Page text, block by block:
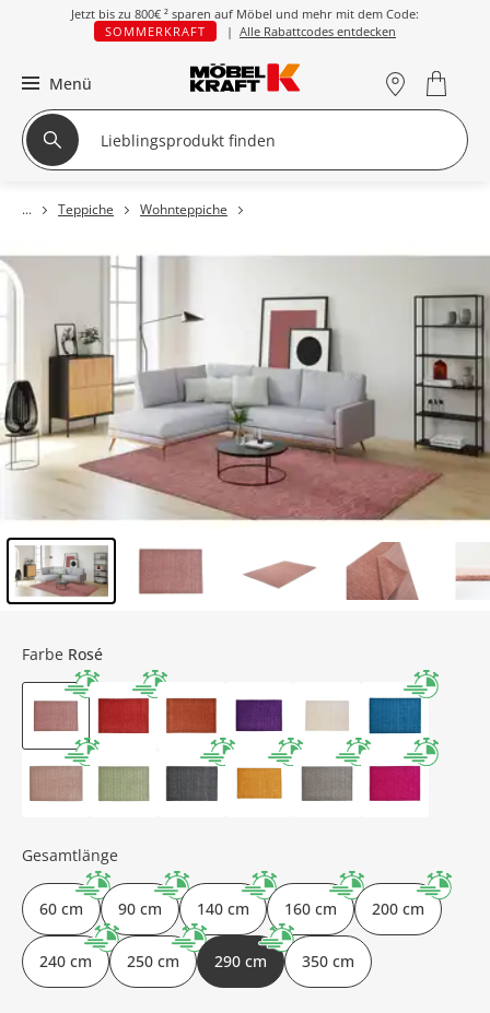
Jetzt bis zu 800€ ² sparen auf Möbel und mehr mit dem Code:
SOMMERKRAFT
| Alle Rabattcodes entdecken
Menü
Teppiche Wohnteppiche
Farbe Rosé
Gesamtlänge
60 cm 90 cm 140 cm 160 cm 200 cm
240 cm 250 cm 290 cm 350 cm